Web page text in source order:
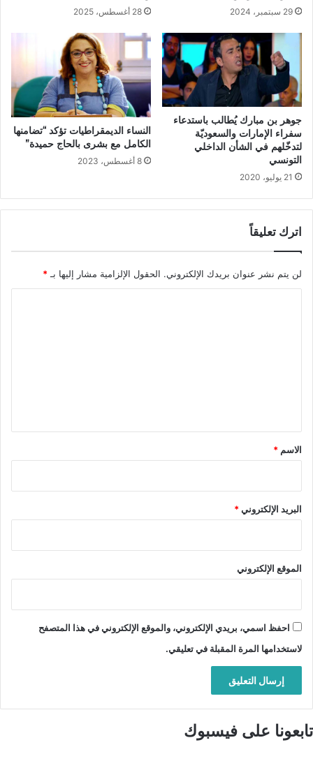
29 سبتمبر، 2024 28 أغسطس، 2025
جوهر بن مبارك يُطالب باستدعاء
سفراء الإمارات والسعوديّة
لتدخّلهم في الشأن الداخلي
التونسي
21 يوليو، 2020
النساء الديمقراطيات تؤكد “تضامنها
الكامل مع بشرى بالحاج حميدة”
8 أغسطس، 2023
اترك تعليقاً
لن يتم نشر عنوان بريدك الإلكتروني. الحقول الإلزامية مشار إليها بـ *
*
الاسم *
البريد الإلكتروني*
الموقع الإلكتروني
احفظ اسمي، بريدي الإلكتروني، والموقع الإلكتروني في هذا المتصفح
لاستخدامها المرة المقبلة في تعليقي.
تابعونا على فيسبوك